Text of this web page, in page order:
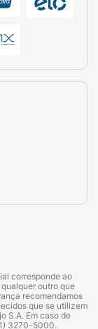
corresponde ao
outro que
recomendamos
que se utilizem
S.A. Em caso de
3270-5000.